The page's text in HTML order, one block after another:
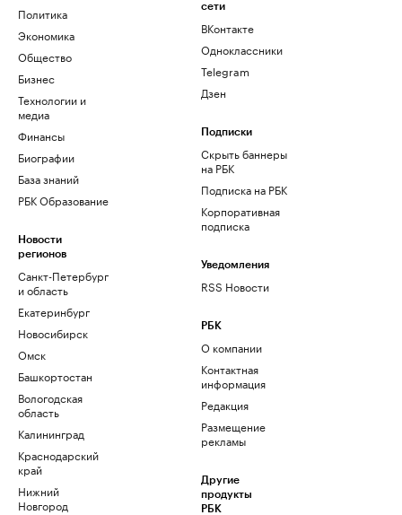
Политика
Экономика
Общество
Бизнес
Технологии и
медиа
Финансы
Биографии
База знаний
РБК Образование
Новости
регионов
Санкт-Петербург
и область
Екатеринбург
Новосибирск
Омск
Башкортостан
Вологодская
область
Калининград
Краснодарский
край
Нижний
Новгород
сети
ВКонтакте
Одноклассники
Telegram
Дзен
Подписки
Скрыть баннеры
на РБК
Подписка на РБК
Корпоративная
подписка
Уведомления
RSS Новости
РБК
О компании
Контактная
информация
Редакция
Размещение
рекламы
Другие
продукты
РБК